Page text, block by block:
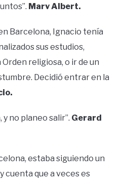
Marv Albert.
Barcelona, Ignacio tenía
sus estudios,
religiosa, o ir de un
Decidió entrar en la
y no planeo salir”. Gerard
estaba siguiendo un
cuenta que a veces es